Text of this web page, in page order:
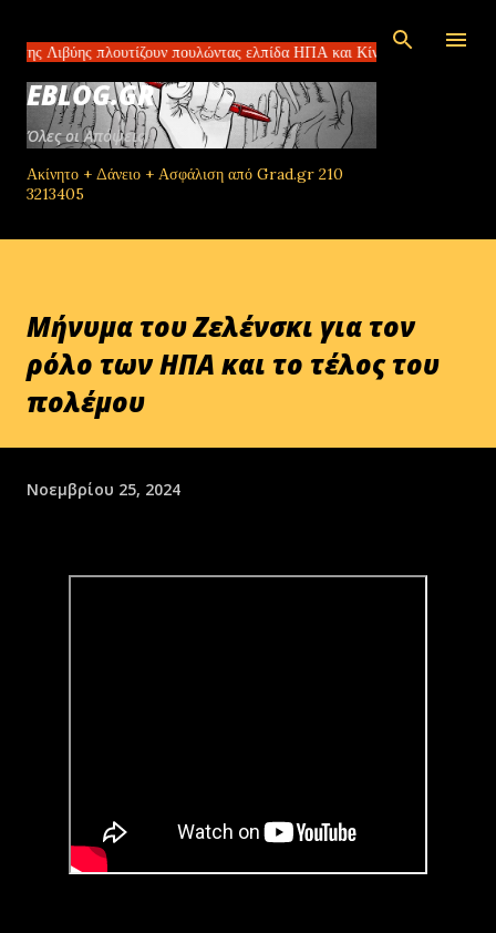
πουλώντας ελπίδα ΗΠΑ και Κίνα συμφώνησαν για
EBLOG.GR
Όλες οι Απόψεις!
Ακίνητο + Δάνειο + Ασφάλιση από Grad.gr 210
3213405
Μήνυμα του Ζελένσκι για τον
ρόλο των ΗΠΑ και το τέλος του
πολέμου
Νοεμβρίου 25, 2024